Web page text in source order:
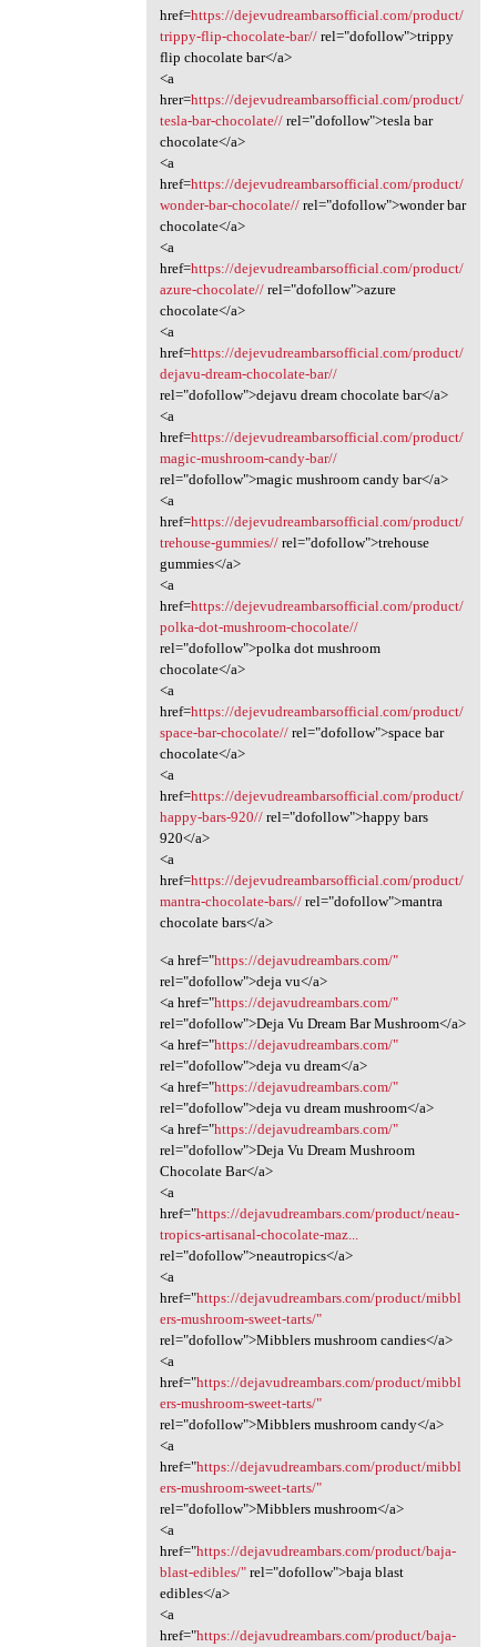
href=https://dejevudreambarsofficial.com/product/
trippy-flip-chocolate-bar//rel="dofollow">trippy
flip chocolate bar</a>
<a
hrer=https://dejevudreambarsofficial.com/product/
tesla-bar-chocolate//rel="dofollow">tesla bar
chocolate</a>
<a
href=https://dejevudreambarsofficial.com/product/
wonder-bar-chocolate//rel="dofollow">wonder bar
chocolate</a>
<a
href=https://dejevudreambarsofficial.com/product/
azure-chocolate//rel="dofollow">azure
chocolate</a>
<a
href=https://dejevudreambarsofficial.com/product/
dejavu-dream-chocolate-bar//
rel="dofollow">dejavu dream chocolate bar</a>
<a
href=https://dejevudreambarsofficial.com/product/
magic-mushroom-candy-bar//
rel="dofollow">magic mushroom candy bar</a>
<a
href=https://dejevudreambarsofficial.com/product/
trehouse-gummies//rel="dofollow">trehouse
gummies</a>
<a
href=https://dejevudreambarsofficial.com/product/
polka-dot-mushroom-chocolate//
rel="dofollow">polka dot mushroom
chocolate</a>
<a
href=https://dejevudreambarsofficial.com/product/
space-bar-chocolate//rel="dofollow">space bar
chocolate</a>
<a
href=https://dejevudreambarsofficial.com/product/
happy-bars-920//rel="dofollow">happy bars
920</a>
<a
href=https://dejevudreambarsofficial.com/product/
mantra-chocolate-bars//rel="dofollow">mantra
chocolate bars</a>
<a href="https://dejavudreambars.com/"
rel="dofollow">deja vu</a>
<a href="https://dejavudreambars.com/"
rel="dofollow">Deja Vu Dream Bar Mushroom</a>
<a href="https://dejavudreambars.com/"
rel="dofollow">deja vu dream</a>
<a href="https://dejavudreambars.com/"
rel="dofollow">deja vu dream mushroom</a>
<a href="https://dejavudreambars.com/"
rel="dofollow">Deja Vu Dream Mushroom
Chocolate Bar</a>
<a
href="https://dejavudreambars.com/product/neau-
tropics-artisanal-chocolate-maz...
rel="dofollow">neautropics</a>
<a
href="https://dejavudreambars.com/product/mibbl
ers-mushroom-sweet-tarts/"
rel="dofollow">Mibblers mushroom candies</a>
<a
href="https://dejavudreambars.com/product/mibbl
ers-mushroom-sweet-tarts/"
rel="dofollow">Mibblers mushroom candy</a>
<a
href="https://dejavudreambars.com/product/mibbl
ers-mushroom-sweet-tarts/"
rel="dofollow">Mibblers mushroom</a>
<a
href="https://dejavudreambars.com/product/baja-
blast-edibles/"rel="dofollow">baja blast
edibles</a>
<a
href="https://dejavudreambars.com/product/baja-